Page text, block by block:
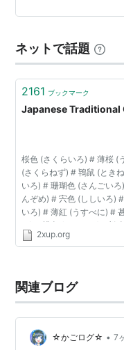
リスト::曲タイトル
ネットで話題
2161 ブックマーク
Japanese Traditional
桜色 (さくらいろ) # 薄桜 (
(さくらねず) # 鴇鼠 (とき
いろ) # 珊瑚色 (さんごい
んぞめ) # 宍色 (ししいろ)
いろ) # 薄紅 (うすべに) #
み) # 桃色 (ももいろ) # 鴇
子色 (なでしこいろ) # 灰梅
2xup.org
関連ブログ
☆かごログ☆ • 7